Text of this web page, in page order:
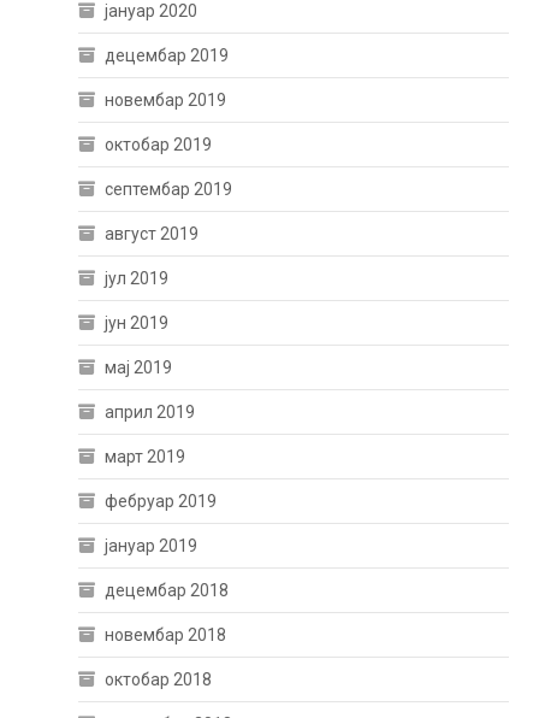
јануар 2020
децембар 2019
новембар 2019
октобар 2019
септембар 2019
август 2019
јул 2019
јун 2019
мај 2019
април 2019
март 2019
фебруар 2019
јануар 2019
децембар 2018
новембар 2018
октобар 2018